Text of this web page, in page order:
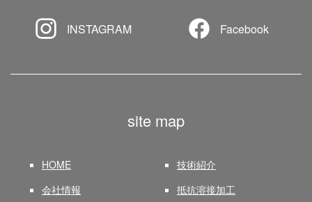
INSTAGRAM Facebook
site map
HOME
会社情報
技術紹介
抵抗溶接加工